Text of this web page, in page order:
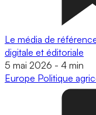
Le média de
digitale et éditoriale
5 mai 2026 - 4 min
Europe Politique